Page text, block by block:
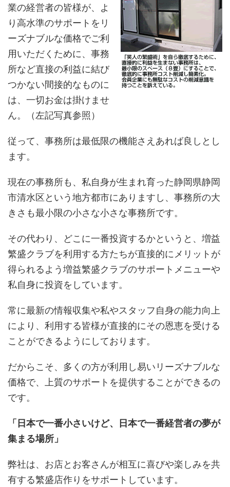
業の経営者の皆様が、よ
り高水準のサポートをリ
ーズナブルな価格でご利
用いただくために、事務
所など直接の利益に結び
つかない間接的なものに
は、一切お金は掛けませ
ん。（左記写真参照）
従って、事務所は最低限の機能さえあれば良しとし
ます。
現在の事務所も、私自身が生まれ育った静岡県静岡
市清水区という地方都市にありますし、事務所の大
きさも最小限の小さな小さな事務所です。
その代わり、どこに一番投資するかというと、増益
繁盛クラブを利用する方たちが直接的にメリットが
得られるよう増益繁盛クラブのサポートメニューや
私自身に投資をしています。
常に最新の情報収集や私やスタッフ自身の能力向上
により、利用する皆様が直接的にその恩恵を受ける
ことができるようにしております。
だからこそ、 多くの方が利用し易いリーズナブルな
価格で、上質のサポートを提供することができるの
です。
「日本で一番小さいけど、日本で一番経営者の夢が
集まる場所」
弊社は、お店とお客さんが相互に喜びや楽しみを共
有する繁盛店作りをサポートしています。